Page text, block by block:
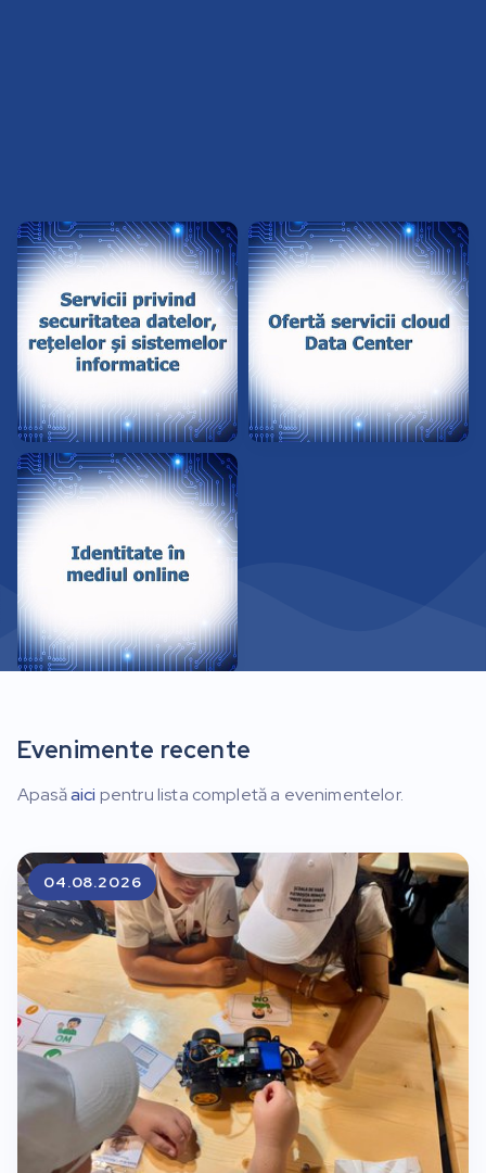
Evenimente recente
Apasăaici pentru lista completă a evenimentelor.
04.08.2026